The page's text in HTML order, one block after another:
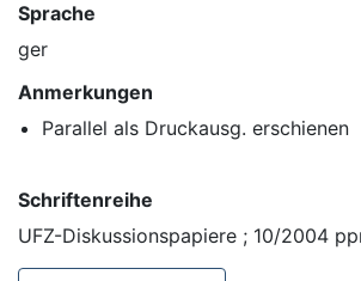
Sprache
ger
Anmerkungen
Parallel als Druckausg. erschienen
Schriftenreihe
UFZ-Diskussionspapiere ; 10/2004